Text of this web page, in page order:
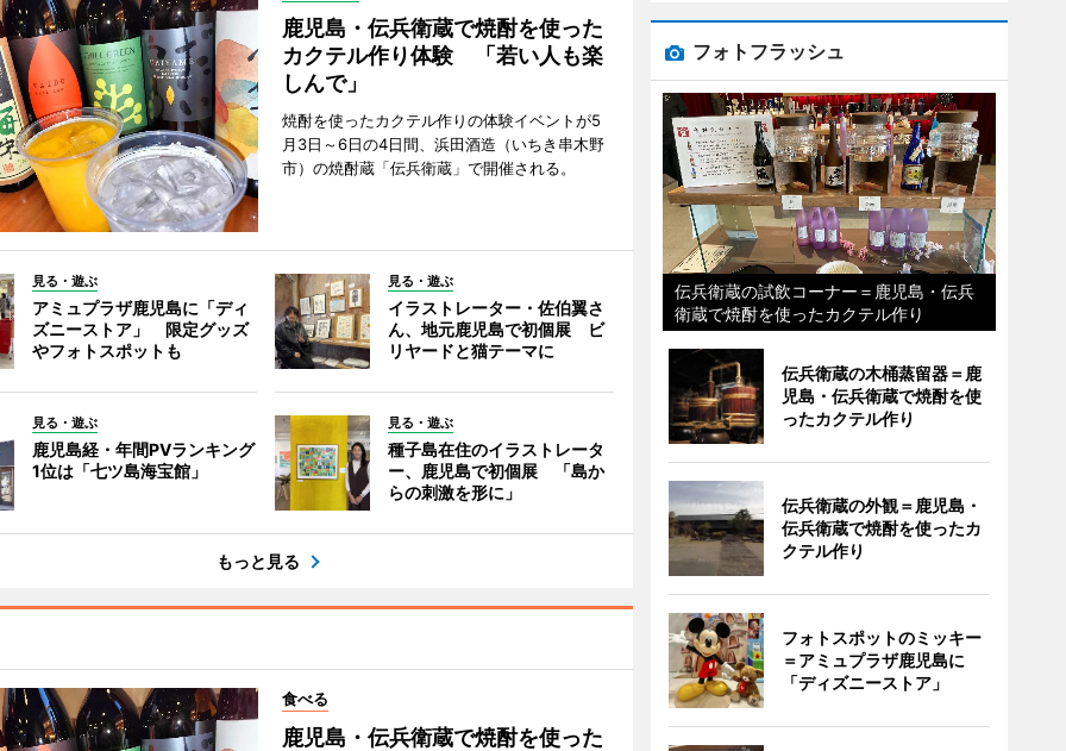
鹿児島・伝兵衛蔵で焼酎を使った
カクテル作り体験 「若い人も楽
しんで」
焼酎を使ったカクテル作りの体験イベントが5
月3日～6日の4日間、浜田酒造（いちき串木野
市）の焼酎蔵「伝兵衛蔵」で開催される。
見る・遊ぶ
アミュプラザ鹿児島に「ディ
ズニーストア」 限定グッズ
やフォトスポットも
見る・遊ぶ
イラストレーター・佐伯翼さ
ん、地元鹿児島で初個展 ビ
リヤードと猫テーマに
見る・遊ぶ
鹿児島経・年間PVランキング
1位は「七ツ島海宝館」
見る・遊ぶ
種子島在住のイラストレータ
ー、鹿児島で初個展 「島か
らの刺激を形に」
もっと見る
食べる
鹿児島・伝兵衛蔵で焼酎を使った
フォトフラッシュ
伝兵衛蔵の試飲コーナー＝鹿児島・伝兵
衛蔵で焼酎を使ったカクテル作り
伝兵衛蔵の木桶蒸留器＝鹿
児島・伝兵衛蔵で焼酎を使
ったカクテル作り
伝兵衛蔵の外観＝鹿児島・
伝兵衛蔵で焼酎を使ったカ
クテル作り
フォトスポットのミッキー
＝アミュプラザ鹿児島に
「ディズニーストア」